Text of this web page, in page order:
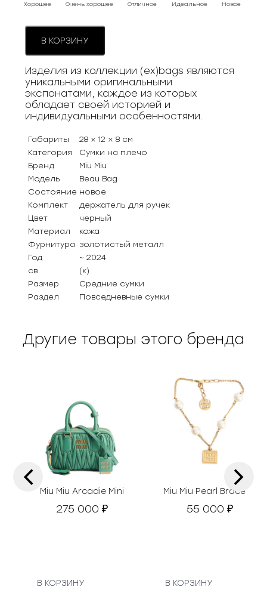
Хорошее Очень хорошее Отличное Идеальное Новое
В КОРЗИНУ
Изделия из коллекции (ex)bags являются
уникальными оригинальными
экспонатами, каждое из которых
обладает своей историей и
индивидуальными особенностями.
Габариты
28 × 12 × 8 см
Категория
Сумки на плечо
Бренд
Miu Miu
Модель
Beau Bag
Состояние новое
Комплект
держатель для ручек
Цвет
черный
Материал
кожа
Фурнитура золотистый металл
Год
~ 2024
св
(к)
Размер
Средние сумки
Раздел
Повседневные сумки
Другие товары этого бренда
Miu Miu Arcadie Mini
275 000 ₽
В КОРЗИНУ
Miu Miu Pearl Bracelet
55 000₽
В КОРЗИНУ
‹ ›